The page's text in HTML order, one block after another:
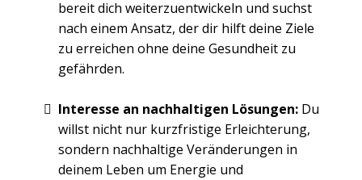
bereit dich weiterzuentwickeln und suchst
nach einem Ansatz, der dir hilft deine Ziele
zu erreichen ohne deine Gesundheit zu
gefährden.
Interesse an nachhaltigen Lösungen: Du
willst nicht nur kurzfristige Erleichterung,
sondern nachhaltige Veränderungen in
deinem Leben um Energie und